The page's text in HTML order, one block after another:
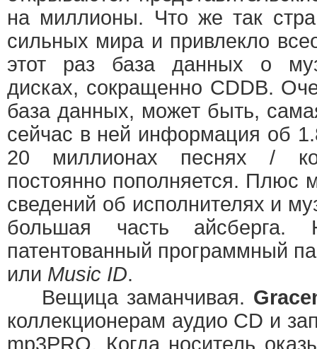
на миллионы. Что же так
сильных мира и привлекло
этот раз база данных о
дисках, сокращенно CDDB.
база данных, может быть,
сейчас в ней информация об
20 миллионах песнях /
постоянно пополняется. Плюс
сведений об исполнителях и
большая часть
патентованный программный
или Music ID.
Вещица заманчивая.
коллекционерам аудио CD и
mp3PRO. Когда носитель